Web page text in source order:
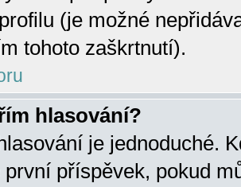
(je možné
tohoto zaškrtnutí).
hlasování?
je jednoduché.
první příspěvek, pokud